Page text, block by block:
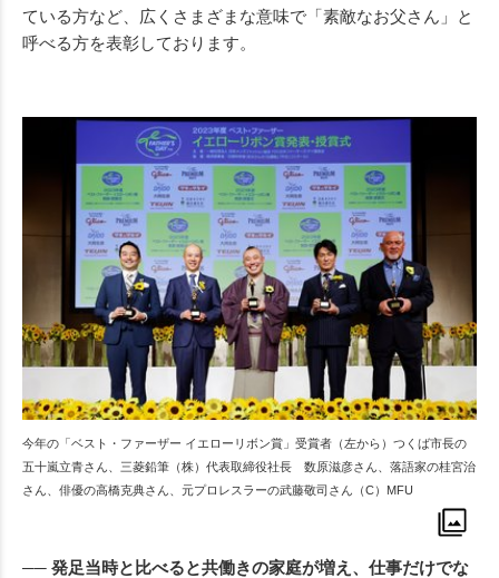
ている方など、広くさまざまな意味で「素敵なお父さん」と
呼べる方を表彰しております。
今年の「ベスト・ファーザー イエローリボン賞」受賞者（左から）つくば市長の
五十嵐立青さん、三菱鉛筆（株）代表取締役社長 数原滋彦さん、落語家の桂宮治
さん、俳優の高橋克典さん、元プロレスラーの武藤敬司さん（C）MFU
── 発足当時と比べると共働きの家庭が増え、仕事だけでな